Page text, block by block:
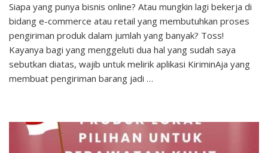
Barang
Lebih
Mudah
dengan
KiriminAja
Siapa yang punya bisnis online? Atau mungkin lagi bekerja di
bidang e-commerce atau retail yang membutuhkan proses
pengiriman produk dalam jumlah yang banyak? Toss!
Kayanya bagi yang menggeluti dua hal yang sudah saya
sebutkan diatas, wajib untuk melirik aplikasi KiriminAja yang
membuat pengiriman barang jadi …